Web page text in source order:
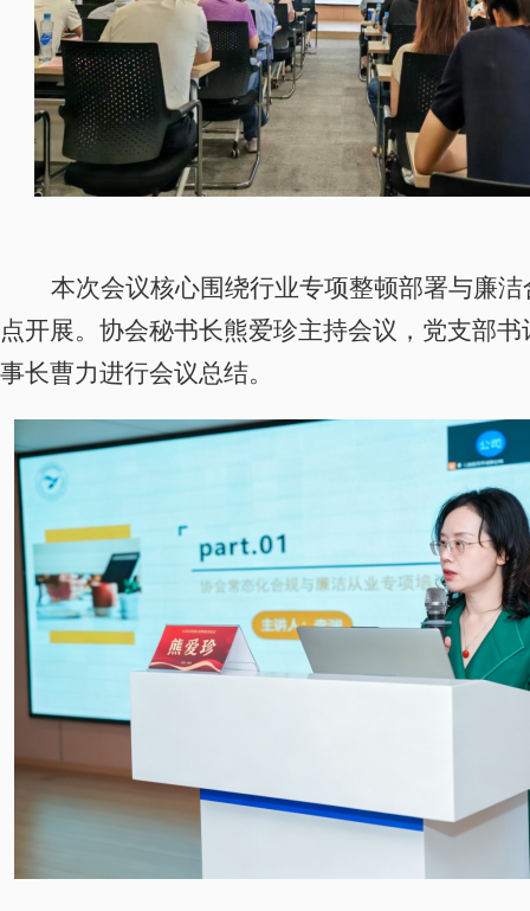
本次会议核心围绕行业专项整顿部署与廉
点开展。协会秘书长熊爱珍主持会议，党支部
事长曹力进行会议总结。